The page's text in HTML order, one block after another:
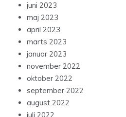
juni 2023
maj 2023
april 2023
marts 2023
januar 2023
november 2022
oktober 2022
september 2022
august 2022
juli 2022